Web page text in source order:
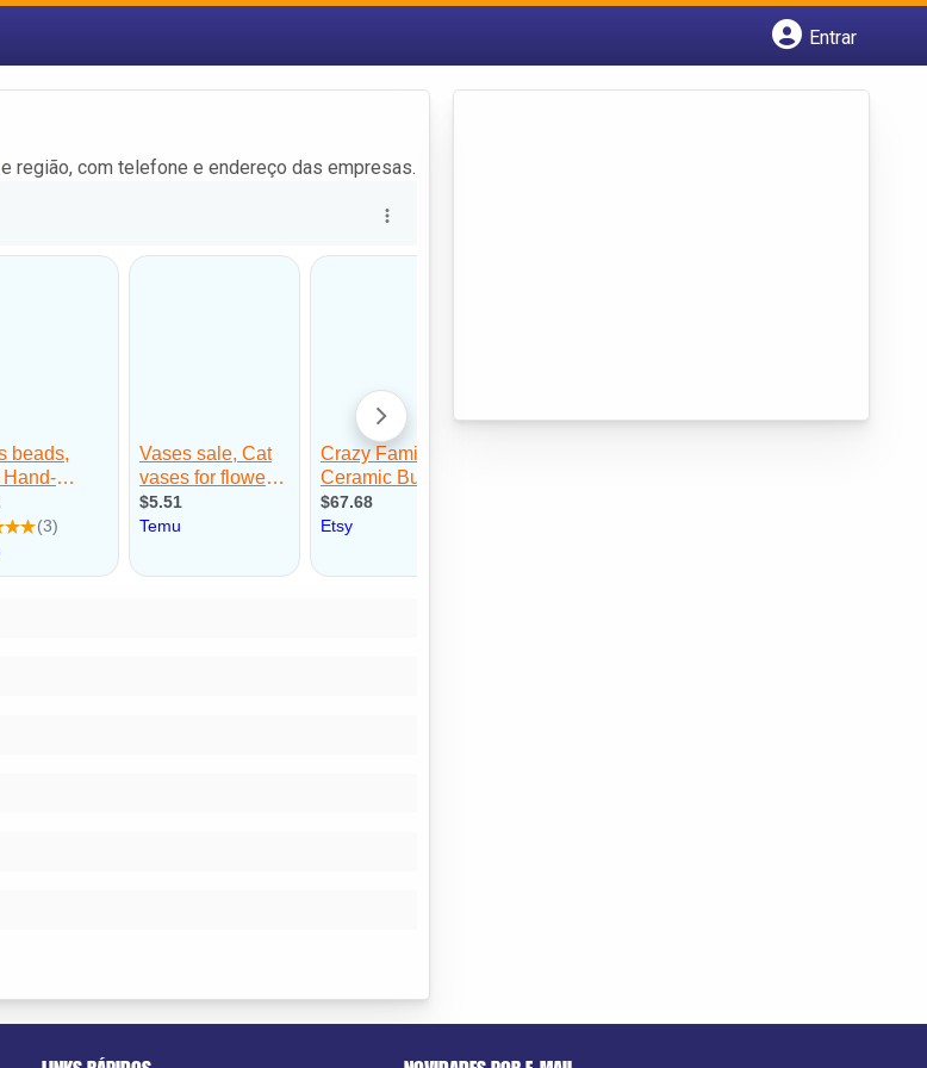
Entrar
e região, com telefone e endereço das empresas.